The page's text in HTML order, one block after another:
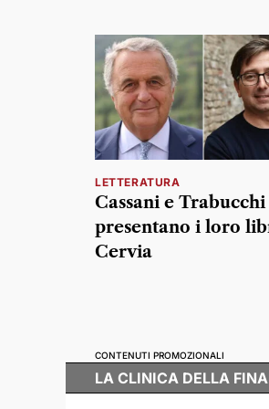
LETTERATURA
Cassani e Trabucchi
presentano i loro
Cervia
CONTENUTI PROMOZIONALI
LA CLINICA DELLA